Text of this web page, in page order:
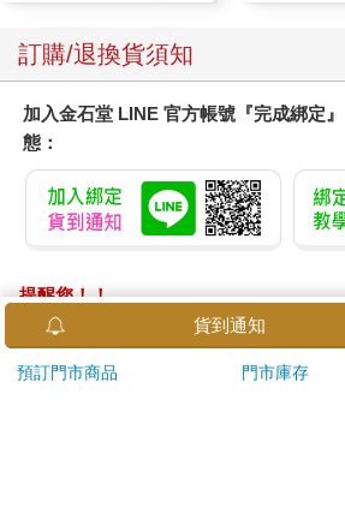
訂購/退換貨須知
加入金石堂 LINE 官方帳號『完成綁定
態：
提醒您！！
金石堂及銀行均不會請您操作ATM! 如
ATM提款機，請不要聽從指示，以免受
貨到通知
預訂門市商品 門市庫存